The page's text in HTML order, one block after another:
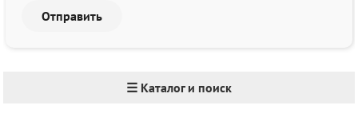
☰ Каталог и поиск